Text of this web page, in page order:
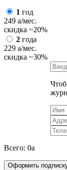
1 год
249 a/мес.
скидка ~20%
2 года
229 a/мес.
скидка ~30%
Всего: 0a
Оформить